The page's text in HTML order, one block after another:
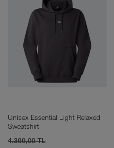
Unisex Essential Light Relaxed
Sweatshirt
4.399,00 TL